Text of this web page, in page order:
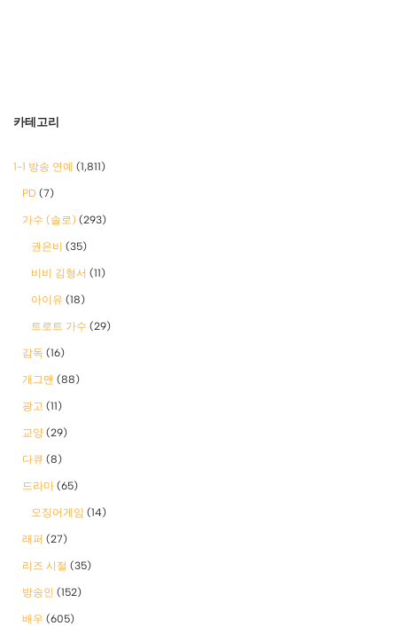
카테고리
1-1 방송 연예 (1,811)
PD (7)
가수 (솔로) (293)
권은비 (35)
비비 김형서 (11)
아이유 (18)
트로트 가수 (29)
감독 (16)
개그맨 (88)
광고 (11)
교양 (29)
다큐 (8)
드라마 (65)
오징어게임 (14)
래퍼 (27)
리즈 시절 (35)
방송인 (152)
배우 (605)